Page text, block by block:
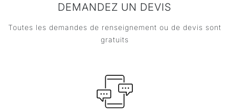
DEMANDEZ UN DEVIS
Toutes les demandes de renseignement ou de devis sont
gratuits